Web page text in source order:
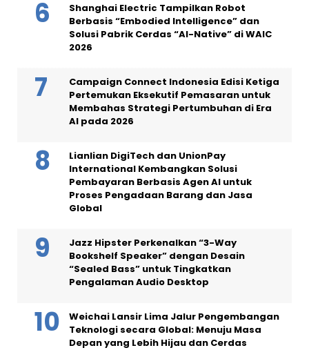
Shanghai Electric Tampilkan Robot
Berbasis “Embodied Intelligence” dan
Solusi Pabrik Cerdas “AI-Native” di WAIC
2026
Campaign Connect Indonesia Edisi Ketiga
Pertemukan Eksekutif Pemasaran untuk
Membahas Strategi Pertumbuhan di Era
AI pada 2026
Lianlian DigiTech dan UnionPay
International Kembangkan Solusi
Pembayaran Berbasis Agen AI untuk
Proses Pengadaan Barang dan Jasa
Global
Jazz Hipster Perkenalkan “3-Way
Bookshelf Speaker” dengan Desain
“Sealed Bass” untuk Tingkatkan
Pengalaman Audio Desktop
Weichai Lansir Lima Jalur Pengembangan
Teknologi secara Global: Menuju Masa
Depan yang Lebih Hijau dan Cerdas